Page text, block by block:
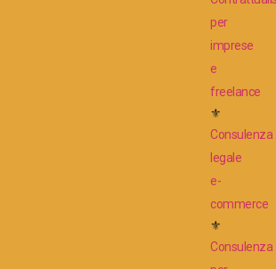
per
imprese
e
freelance
⚜
Consulenza
legale
e-
commerce
⚜
Consulenza